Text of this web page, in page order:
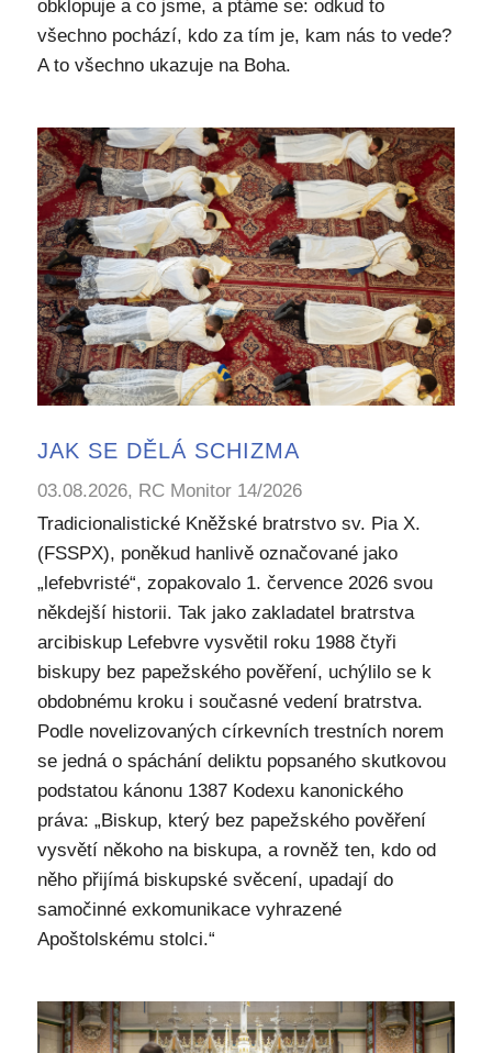
obklopuje a co jsme, a ptáme se: odkud to
všechno pochází, kdo za tím je, kam nás to vede?
A to všechno ukazuje na Boha.
JAK SE DĚLÁ SCHIZMA
03.08.2026, RC Monitor 14/2026
Tradicionalistické Kněžské bratrstvo sv. Pia X.
(FSSPX), poněkud hanlivě označované jako
„lefebvristé“, zopakovalo 1. července 2026 svou
někdejší historii. Tak jako zakladatel bratrstva
arcibiskup Lefebvre vysvětil roku 1988 čtyři
biskupy bez papežského pověření, uchýlilo se k
obdobnému kroku i současné vedení bratrstva.
Podle novelizovaných církevních trestních norem
se jedná o spáchání deliktu popsaného skutkovou
podstatou kánonu 1387 Kodexu kanonického
práva: „Biskup, který bez papežského pověření
vysvětí někoho na biskupa, a rovněž ten, kdo od
něho přijímá biskupské svěcení, upadají do
samočinné exkomunikace vyhrazené
Apoštolskému stolci.“